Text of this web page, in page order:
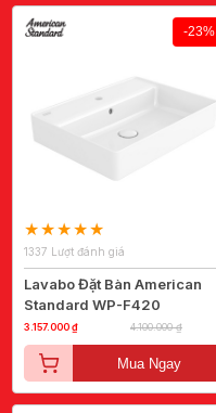
-23%
1337 Lượt đánh giá
Lavabo Đặt Bàn American
Standard WP-F420
3.157.000 ₫ 4.100.000 ₫
Mua Ngay